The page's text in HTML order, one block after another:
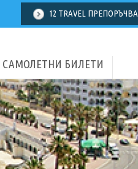
12 TRAVEL ПРЕПОРЪЧВА
САМОЛЕТНИ БИЛЕТИ